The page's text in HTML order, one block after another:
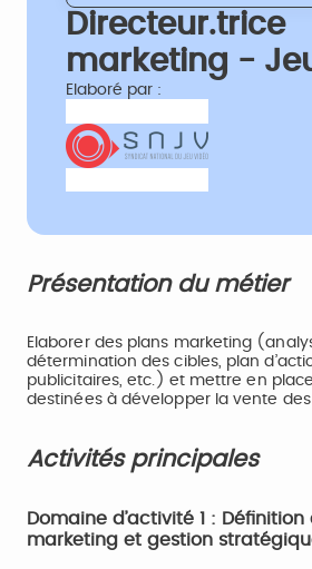
Directeur.trice
marketing -
Elaboré par :
Présentation du métier
Elaborer des plans marketing
détermination des cibles, plan
publicitaires, etc.) et mettre en
destinées à développer la vente
Activités principales
Domaine d’activité 1 :
marketing et gestion